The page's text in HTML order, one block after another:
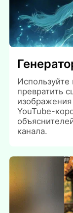
превратить
изображения
YouTube-
канала.